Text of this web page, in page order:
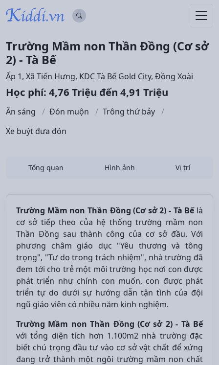
Trường Mầm non Thần Đồng (Cơ sở
2) - Tà Bế
Ấp 1, Xã Tiến Hưng, KDC Tà Bế Gold City, Đồng Xoài
Học phí: 4,76 Triệu đến 4,91 Triệu
Ăn sáng Đón muộn
Trông thứ bảy
Xe buýt đưa đón
Tổng quan Hình ảnh Vị trí
Trường Mầm non Thần Đồng (Cơ sở 2) - Tà Bế là
cơ sở tiếp theo của hệ thống trường mầm non
Thần Đồng sau thành công của cơ sở đầu. Với
phương châm giáo dục "Yêu thương và tông
trọng", "Tư do trong trách nhiệm", nhà trường đã
đem tới cho trẻ một môi trường học nơi con được
phát triển như chính con muốn, con được phát
triển tự do dưới sự hướng dẫn tận tình của đội
ngũ giáo viên có nhiều năm kinh nghiệm.
Trường Mầm non Thần Đồng (Cơ sở 2) - Tà Bế
với tổng diện tích hơn 1.100m2 nhà trường đặc
biết chú trọng đầu tư vào cơ sở vật chất để xứng
đang trở thành một ngôi trường mầm non chất